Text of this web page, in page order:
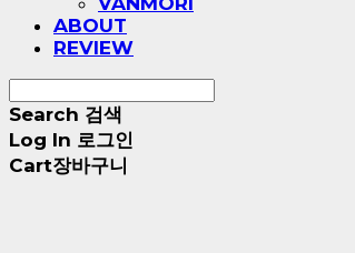
ABOUT
REVIEW
Search 검색
Log In 로그인
Cart장바구니